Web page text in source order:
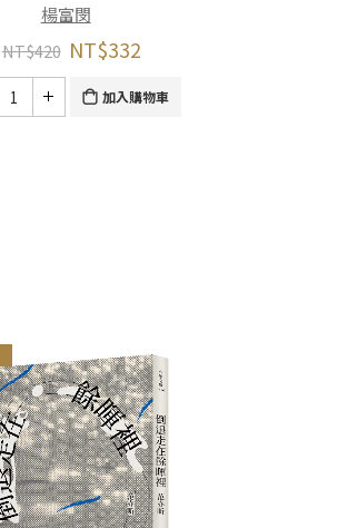
楊富閔
NT$420 NT$332
加入購物車